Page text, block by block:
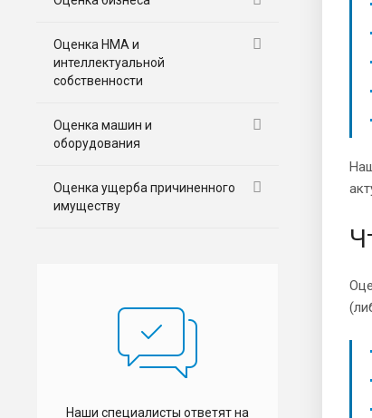
Оценка НМА и
интеллектуальной
собственности
Оценка машин и
оборудования
Оценка ущерба причиненного
имуществу
Наши специалисты ответят на